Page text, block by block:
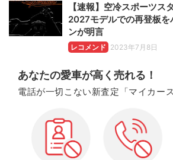
【速報】空冷スポーツス
2027モデルでの再登板を
ンが明言
レコメンド 2023年7月8日
あなたの愛車が高く売れる！
電話が一切こない新査定「マイカー